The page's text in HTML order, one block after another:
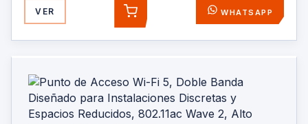
VER AGREGAR WHATSAPP